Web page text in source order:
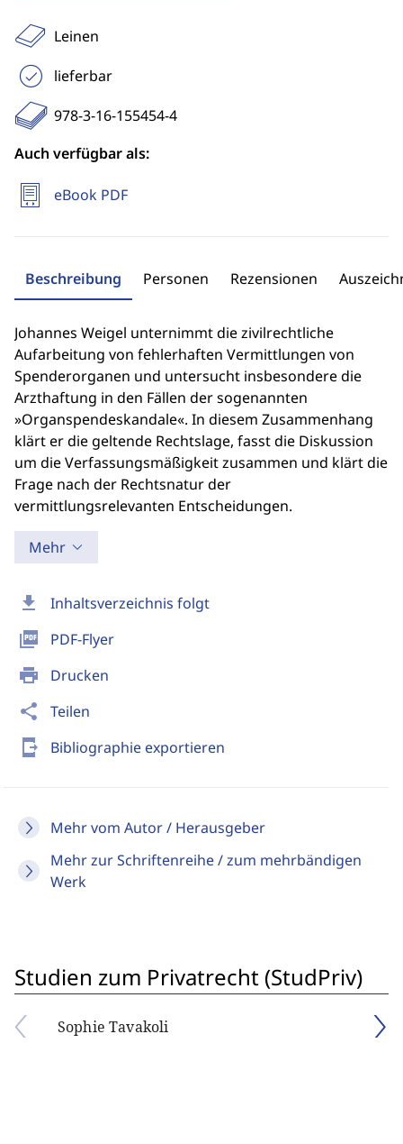
download Inhaltsverzeichnis folgt
picture_as_pdf PDF-Flyer
print Drucken
share Teilen
send_to_mobile Bibliographie exportieren
Mehr vom Autor / Herausgeber
Mehr zur Schriftenreihe / zum mehrbändigen
Werk
Leinen
lieferbar
978-3-16-155454-4
Auch verfügbar als:
eBook PDF
Beschreibung Personen Rezensionen
Johannes Weigel unternimmt die zivilrechtliche
Aufarbeitung von fehlerhaften Vermittlungen von
Spenderorganen und untersucht insbesondere die
Arzthaftung in den Fällen der sogenannten
»Organspendeskandale«. In diesem Zusammenhang
klärt er die geltende Rechtslage, fasst die Diskussion
um die Verfassungsmäßigkeit zusammen und klärt die
Frage nach der Rechtsnatur der
vermittlungsrelevanten Entscheidungen.
Mehr
Studien zum Privatrecht (StudPriv)
Sophie Tavakoli